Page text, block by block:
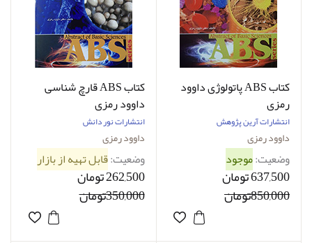
کتاب ABS پاتولوژی داوود
رمزی
انتشارات آرین پژوهش
داوود رمزی
وضعیت:موجود
637,500 تومان
850,000تومان
کتاب ABS قارچ شناسی
داوود رمزی
انتشارات نور دانش
داوود رمزی
وضعیت:قابل تهیه از بازار
262,500 تومان
350,000تومان